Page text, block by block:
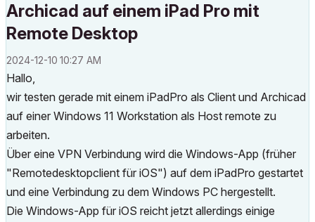
Archicad auf einem iPad Pro mit
Remote Desktop
‎2024-12-10 10:27 AM
Hallo,
wir testen gerade mit einem iPadPro als Client und Archicad
auf einer Windows 11 Workstation als Host remote zu
arbeiten.
Über eine VPN Verbindung wird die Windows-App (früher
"Remotedesktopclient für iOS") auf dem iPadPro gestartet
und eine Verbindung zu dem Windows PC hergestellt.
Die Windows-App für iOS reicht jetzt allerdings einige